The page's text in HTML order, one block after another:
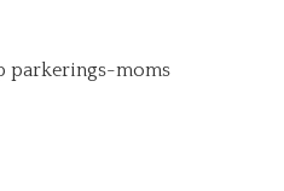
parkerings-moms